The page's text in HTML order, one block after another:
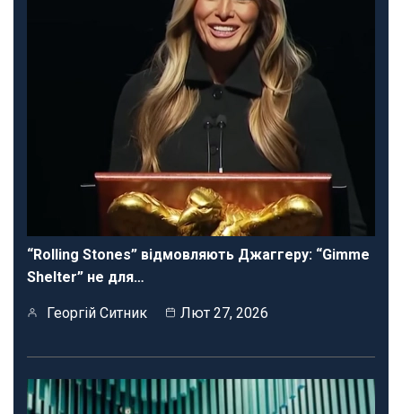
“Rolling Stones” відмовляють Джаггеру: “Gimme
Shelter” не для…
Георгій Ситник Лют 27, 2026